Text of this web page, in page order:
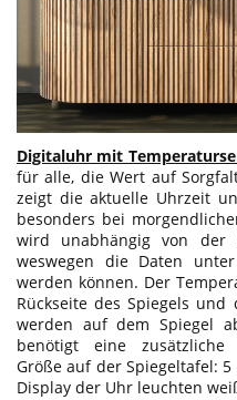
Digitaluhr mit
für alle, die Wert auf
zeigt die aktuelle Uhrzeit
besonders bei
wird unabhängig von der
weswegen die Daten
werden können. Der
Rückseite des Spiegels
werden auf dem Spiegel
benötigt eine zusätzliche
Größe auf der Spiegeltafel:
Display der Uhr leuchten